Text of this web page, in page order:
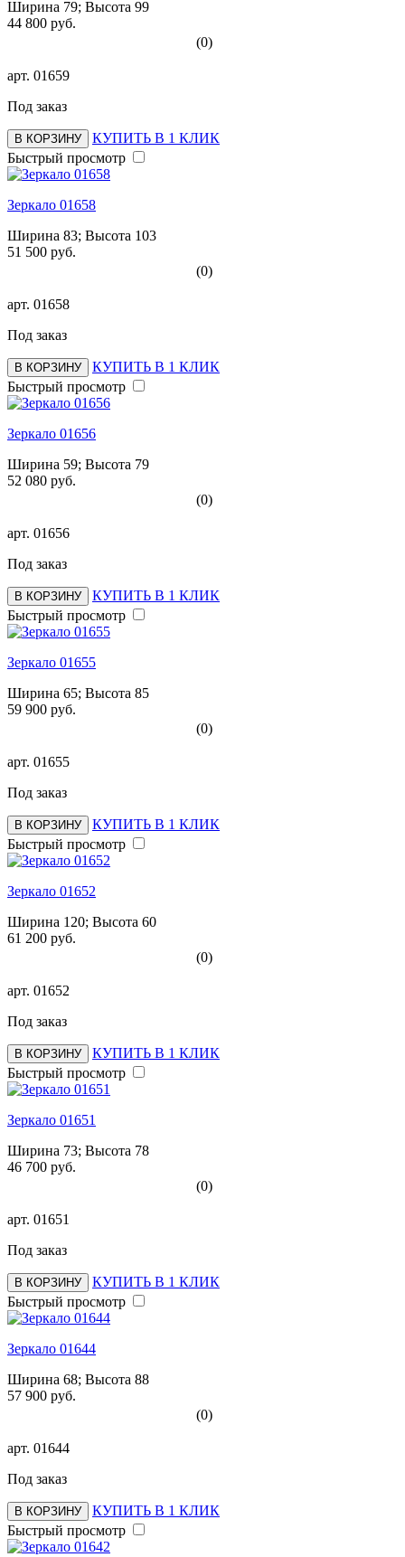
Ширина 79; Высота 99
44 800 руб.
(0)
арт. 01659
Под заказ
В КОРЗИНУ
КУПИТЬ В 1 КЛИК
Быстрый просмотр
Зеркало 01658
Ширина 83; Высота 103
51 500 руб.
(0)
арт. 01658
Под заказ
В КОРЗИНУ
КУПИТЬ В 1 КЛИК
Быстрый просмотр
Зеркало 01656
Ширина 59; Высота 79
52 080 руб.
(0)
арт. 01656
Под заказ
В КОРЗИНУ
КУПИТЬ В 1 КЛИК
Быстрый просмотр
Зеркало 01655
Ширина 65; Высота 85
59 900 руб.
(0)
арт. 01655
Под заказ
В КОРЗИНУ
КУПИТЬ В 1 КЛИК
Быстрый просмотр
Зеркало 01652
Ширина 120; Высота 60
61 200 руб.
(0)
арт. 01652
Под заказ
В КОРЗИНУ
КУПИТЬ В 1 КЛИК
Быстрый просмотр
Зеркало 01651
Ширина 73; Высота 78
46 700 руб.
(0)
арт. 01651
Под заказ
В КОРЗИНУ
КУПИТЬ В 1 КЛИК
Быстрый просмотр
Зеркало 01644
Ширина 68; Высота 88
57 900 руб.
(0)
арт. 01644
Под заказ
В КОРЗИНУ
КУПИТЬ В 1 КЛИК
Быстрый просмотр